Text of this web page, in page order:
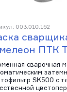
003.010.162
ПТК
сварочная
SK500 с